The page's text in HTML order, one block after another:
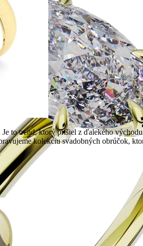
to trend, ktorý prišiel z ďalekého
kolekciu svadobných obrúčok,